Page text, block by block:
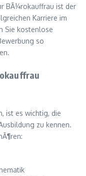
BÃ¼rokauffrau ist der
Karriere im
Sie kostenlose
so
ist es wichtig, die
zu kennen.